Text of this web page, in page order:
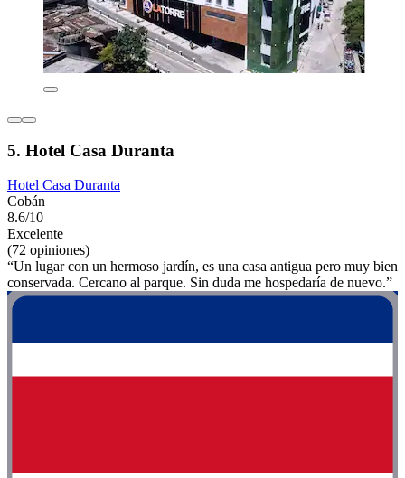
5. Hotel Casa Duranta
Hotel Casa Duranta
Cobán
8.6/10
Excelente
(72 opiniones)
“Un lugar con un hermoso jardín, es una casa antigua pero muy bien
conservada. Cercano al parque. Sin duda me hospedaría de nuevo.”